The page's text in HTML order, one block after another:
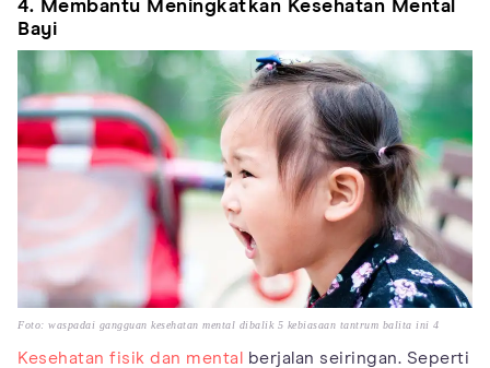
4. Membantu Meningkatkan Kesehatan Mental
Bayi
Foto: waspadai gangguan kesehatan mental dibalik 5 kebiasaan tantrum balita ini 4
Kesehatan fisik dan mental
berjalan seiringan. Seperti